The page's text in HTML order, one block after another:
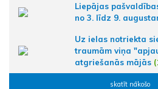
Liepājas
no 3. līdz 9.
Uz ielas notriekta
traumām viņa
atgriešanās mājās
skatīt nākošo